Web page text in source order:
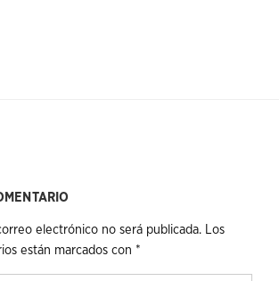
electrónico no será publicada. Los
están marcados con *